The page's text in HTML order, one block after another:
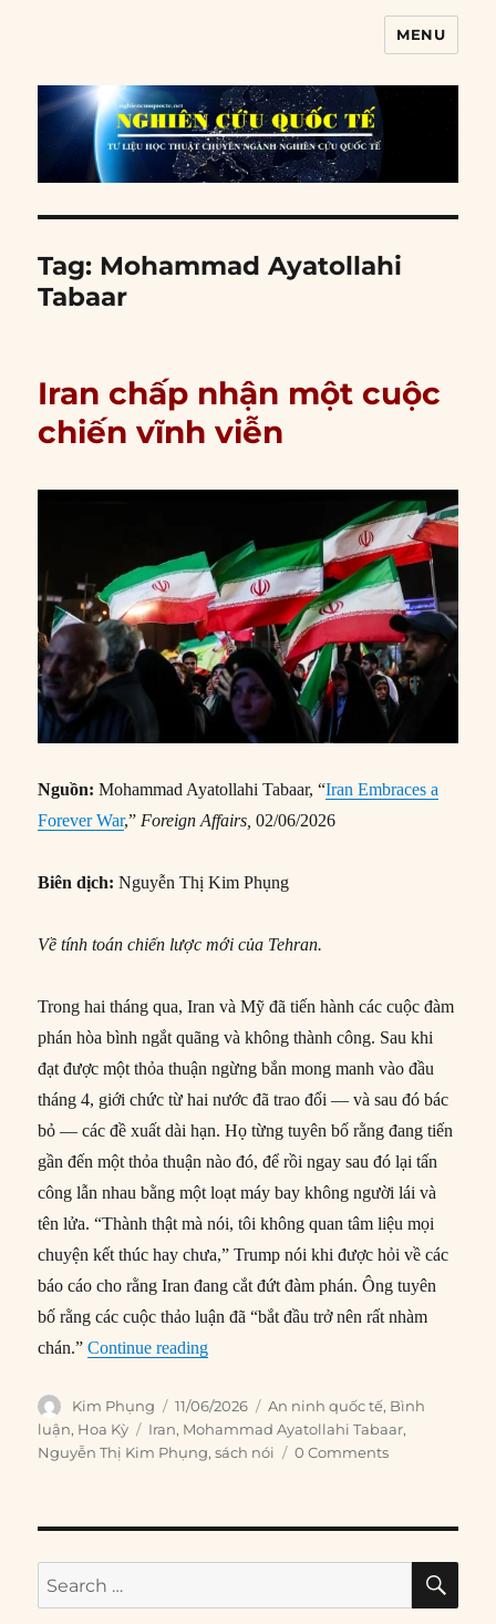
MENU
Tag: Mohammad Ayatollahi
Tabaar
Iran chấp nhận một cuộc
chiến vĩnh viễn
Nguồn: Mohammad Ayatollahi Tabaar, “Iran Embraces a
Forever War,” Foreign Affairs ,02/06/2026
Biên dịch:Nguyễn Thị Kim Phụng
Về tính toán chiến lược mới của Tehran.
Trong hai tháng qua, Iran và Mỹ đã tiến hành các cuộc đàm
phán hòa bình ngắt quãng và không thành công. Sau khi
đạt được một thỏa thuận ngừng bắn mong manh vào đầu
tháng 4, giới chức từ hai nước đã trao đổi — và sau đó bác
bỏ — các đề xuất dài hạn. Họ từng tuyên bố rằng đang tiến
gần đến một thỏa thuận nào đó, để rồi ngay sau đó lại tấn
công lẫn nhau bằng một loạt máy bay không người lái và
tên lửa. “Thành thật mà nói, tôi không quan tâm liệu mọi
chuyện kết thúc hay chưa,” Trump nói khi được hỏi về các
báo cáo cho rằng Iran đang cắt đứt đàm phán. Ông tuyên
bố rằng các cuộc thảo luận đã “bắt đầu trở nên rất nhàm
chán.”Continue reading“Iran chấp nhận một cuộc chiến vĩnh
Author
Kim Phụng
Posted
on
11/06/2026 Categories
An ninh quốc tế, Bình
luận, Hoa Kỳ Tags
Iran, Mohammad Ayatollahi Tabaar,
Nguyễn Thị Kim Phụng,sách nói 0 Comments
Search
for: